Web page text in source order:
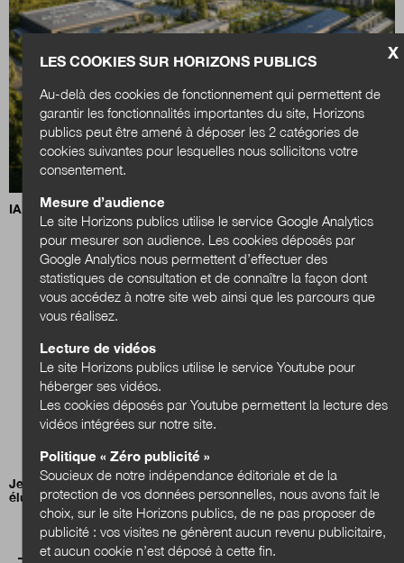
IA, data centers et territoires : quels choix pour demain ?
Jean-Charles Orsucci, président de l’Association nationale des
élus des littoraux (ANEL)
X
LES COOKIES SUR HORIZONS PUBLICS
Au-delà des cookies de fonctionnement qui permettent de
garantir les fonctionnalités importantes du site, Horizons
publics peut être amené à déposer les 2 catégories de
cookies suivantes pour lesquelles nous sollicitons votre
consentement.
Mesure d’audience
Le site Horizons publics utilise le service Google Analytics
pour mesurer son audience. Les cookies déposés par
Google Analytics nous permettent d’effectuer des
statistiques de consultation et de connaître la façon dont
vous accédez à notre site web ainsi que les parcours que
vous réalisez.
Lecture de vidéos
Le site Horizons publics utilise le service Youtube pour
héberger ses vidéos.
Les cookies déposés par Youtube permettent la lecture des
vidéos intégrées sur notre site.
Politique « Zéro publicité »
Soucieux de notre indépendance éditoriale et de la
protection de vos données personnelles, nous avons fait le
choix, sur le site Horizons publics, de ne pas proposer de
publicité : vos visites ne génèrent aucun revenu publicitaire,
et aucun cookie n’est déposé à cette fin.